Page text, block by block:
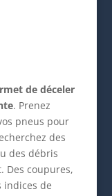
de déceler
. Prenez
pneus pour
des
des débris
Des coupures,
indices de